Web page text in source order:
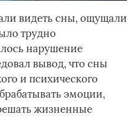
видеть сны, ощущали
трудно
нарушение
вывод, что сны
и психического
эмоции,
жизненные